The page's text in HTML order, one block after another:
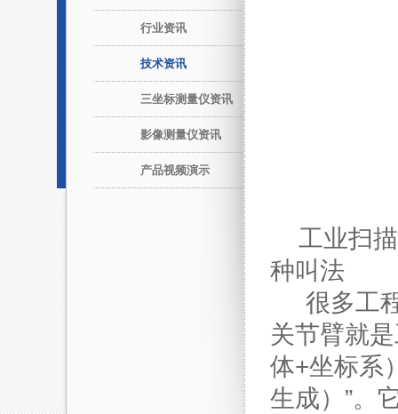
行业资讯
技术资讯
三坐标测量仪资讯
影像测量仪资讯
产品视频演示
工业扫
种叫法
很多工
关节臂就
体+坐标系
生成）”。